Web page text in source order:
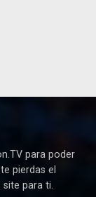
para poder
pierdas el
para ti.